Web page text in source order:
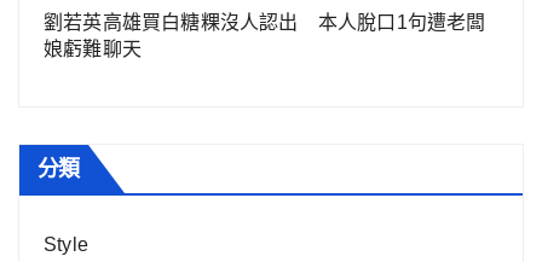
劉若英高雄買白糖粿沒人認出 本人脫口1句遭老闆
娘虧難聊天
分類
Style